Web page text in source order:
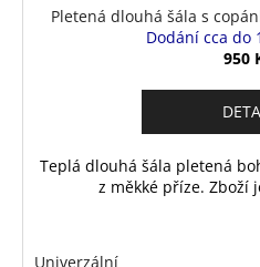
Pletená dlouhá šála s
Dodání cca do
950
Teplá dlouhá šála pletená
z měkké příze. Zboží
Univerzální